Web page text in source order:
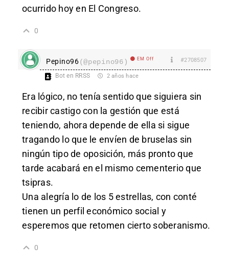
ocurrido hoy en El Congreso.
0
Pepino96(@pepino96) EM Off #2708507
Bot en RRSS 2 años hace
Era lógico, no tenía sentido que siguiera sin
recibir castigo con la gestión que está
teniendo, ahora depende de ella si sigue
tragando lo que le envíen de bruselas sin
ningún tipo de oposición, más pronto que
tarde acabará en el mismo cementerio que
tsipras.
Una alegría lo de los 5 estrellas, con conté
tienen un perfil económico social y
esperemos que retomen cierto soberanismo.
0